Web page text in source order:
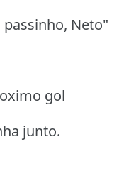
Neto"
gol
junto.